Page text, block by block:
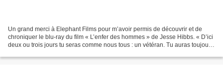
Un grand merci à Elephant Films pour m’avoir permis de découvrir et de
chroniquer le blu-ray du film « L’enfer des hommes » de Jesse Hibbs. « D’ici
deux ou trois jours tu seras comme nous tous : un vétéran. Tu auras toujours